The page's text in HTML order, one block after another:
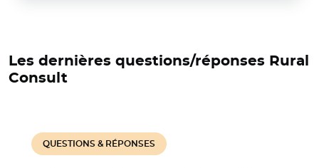
Les dernières questions/réponses Rural
Consult
QUESTIONS & RÉPONSES